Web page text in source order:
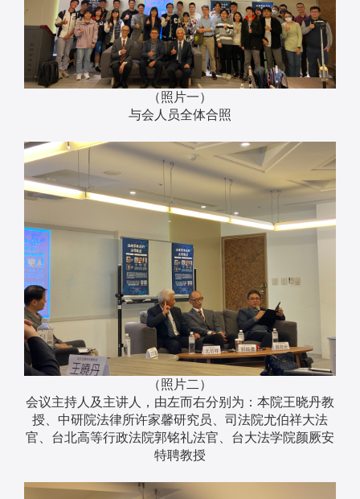
（照片一）
与会人员全体合照
（照片二）
会议主持人及主讲人，由左而右分别为：本院王晓丹教
授、中研院法律所许家馨研究员、司法院尤伯祥大法
官、台北高等行政法院郭铭礼法官、台大法学院颜厥安
特聘教授